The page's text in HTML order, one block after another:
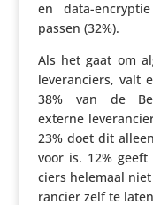
en data-
passen (32%).
Als het gaat om
leve­ran­ciers, valt
38% van de
externe
23% doet dit
voor is. 12%
ciers helemaal
ran­cier zelf te